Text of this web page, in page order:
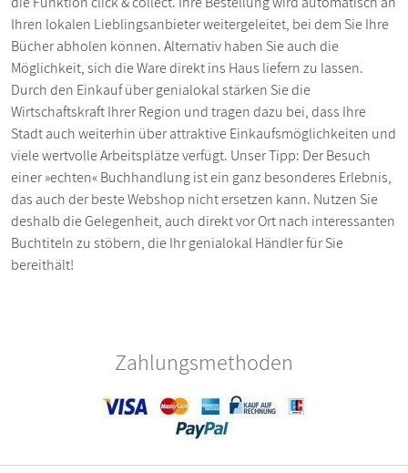
Ihren lokalen Lieblingsanbieter weitergeleitet, bei dem Sie Ihre
Bücher abholen können. Alternativ haben Sie auch die
Möglichkeit, sich die Ware direkt ins Haus liefern zu lassen.
Durch den Einkauf über genialokal stärken Sie die
Wirtschaftskraft Ihrer Region und tragen dazu bei, dass Ihre
Stadt auch weiterhin über attraktive Einkaufsmöglichkeiten und
viele wertvolle Arbeitsplätze verfügt. Unser Tipp: Der Besuch
einer »echten« Buchhandlung ist ein ganz besonderes Erlebnis,
das auch der beste Webshop nicht ersetzen kann. Nutzen Sie
deshalb die Gelegenheit, auch direkt vor Ort nach interessanten
Buchtiteln zu stöbern, die Ihr genialokal Händler für Sie
bereithält!
Zahlungsmethoden